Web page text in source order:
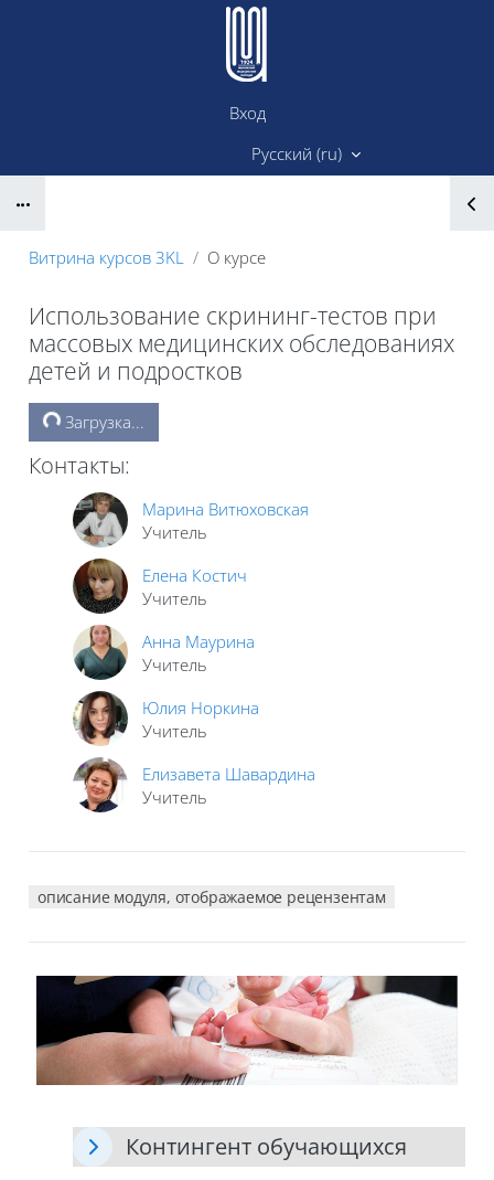
Перейти к основному содержанию
Вход
Русский ‎(ru)‎
Витрина курсов 3KL О курсе
Использование скрининг-тестов при
массовых медицинских обследованиях
детей и подростков
БлокиЗагрузка...
Контакты:
Марина Витюховская
Учитель
Елена Костич
Учитель
Анна Маурина
Учитель
Юлия Норкина
Учитель
Елизавета Шавардина
Учитель
описание модуля, отображаемое рецензентам
Контингент обучающихся